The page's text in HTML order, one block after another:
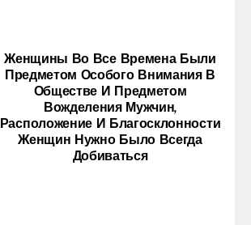
Женщины Во Все Времена Были
Предметом Особого Внимания В
Обществе И Предметом
Вожделения Мужчин,
Расположение И Благосклонности
Женщин Нужно Было Всегда
Добиваться